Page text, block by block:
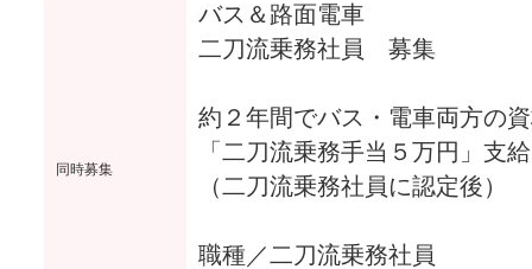
同時募集
バス＆路面電車
二刀流乗務社員 募集
約２年間でバス・電車両方の
「二刀流乗務手当５万円」支
（二刀流乗務社員に認定後）
職種／二刀流乗務社員